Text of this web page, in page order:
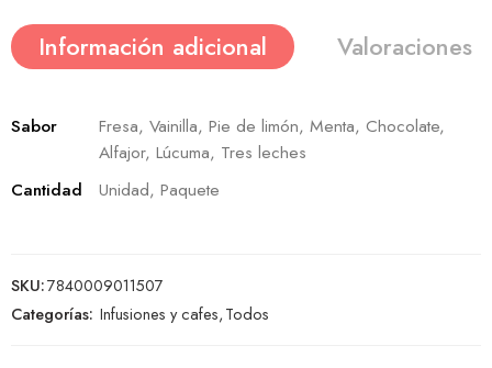
Información adicional Valoraciones
Sabor
Fresa, Vainilla, Pie de limón, Menta, Chocolate,
Alfajor, Lúcuma, Tres leches
Cantidad
Unidad, Paquete
SKU:7840009011507
Categorías: Infusiones y cafes,Todos